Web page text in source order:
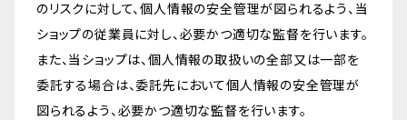
のリスクに対して、個人情報の安全管理が図られるよう、当
ショップの従業員に対し、必要かつ適切な監督を行います。
また、当ショップは、個人情報の取扱いの全部又は一部を
委託する場合は、委託先において個人情報の安全管理が
図られるよう、必要かつ適切な監督を行います。